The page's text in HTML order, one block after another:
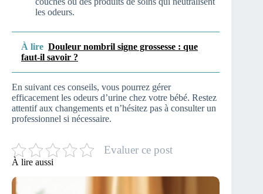
les odeurs.
À lire Douleur nombril signe grossesse : que
faut-il savoir ?
En suivant ces conseils, vous pourrez gérer
efficacement les odeurs d’urine chez votre bébé. Restez
attentif aux changements et n’hésitez pas à consulter un
professionnel si nécessaire.
Evaluer ce post
À lire aussi